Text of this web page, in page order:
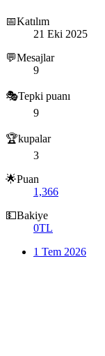
📅Katılım
21 Eki 2025
💬Mesajlar
9
🎭Tepki puanı
9
🏆kupalar
3
🌟Puan
1,366
💵Bakiye
0TL
1 Tem 2026